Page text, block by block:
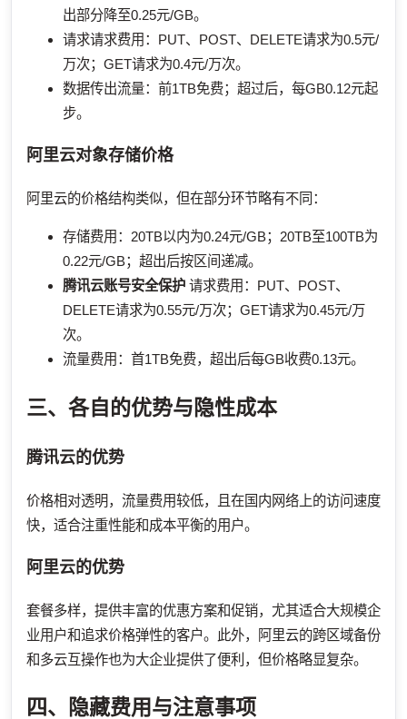
出部分降至0.25元/GB。
请求请求费用：PUT、POST、DELETE请求为0.5元/
万次；GET请求为0.4元/万次。
数据传出流量：前1TB免费；超过后，每GB0.12元起
步。
阿里云对象存储价格
阿里云的价格结构类似，但在部分环节略有不同：
存储费用：20TB以内为0.24元/GB；20TB至100TB为
0.22元/GB；超出后按区间递减。
腾讯云账号安全保护 请求费用：PUT、POST、
DELETE请求为0.55元/万次；GET请求为0.45元/万
次。
流量费用：首1TB免费，超出后每GB收费0.13元。
三、各自的优势与隐性成本
腾讯云的优势
价格相对透明，流量费用较低，且在国内网络上的访问速度
快，适合注重性能和成本平衡的用户。
阿里云的优势
套餐多样，提供丰富的优惠方案和促销，尤其适合大规模企
业用户和追求价格弹性的客户。此外，阿里云的跨区域备份
和多云互操作也为大企业提供了便利，但价格略显复杂。
四、隐藏费用与注意事项